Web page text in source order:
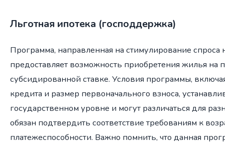
Льготная ипотека (господдержка)
Программа, направленная на стимулирование спроса
предоставляет возможность приобретения жилья на
субсидированной ставке. Условия программы,
кредита и размер первоначального взноса,
государственном уровне и могут различаться для
обязан подтвердить соответствие требованиям к
платежеспособности. Важно помнить, что данная